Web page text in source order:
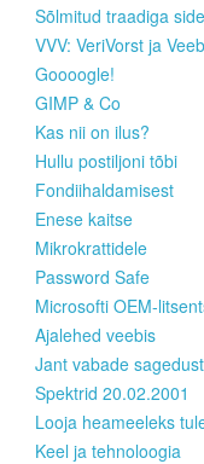
Sõlmitud traadiga side
VVV: VeriVorst ja Veeb
Goooogle!
GIMP & Co
Kas nii on ilus?
Hullu postiljoni tõbi
Fondiihaldamisest
Enese kaitse
Mikrokrattidele
Password Safe
Microsofti OEM-
Ajalehed veebis
Jant vabade
Spektrid 20.02.2001
Looja heameeleks
Keel ja tehnoloogia